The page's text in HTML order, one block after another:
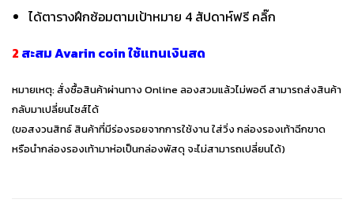
ได้ตารางฝึกซ้อมตามเป้าหมาย 4 สัปดาห์ฟรี คลิ๊ก
2 สะสม Avarin coin ใช้แทนเงินสด
หมายเหตุ: สั่งซื้อสินค้าผ่านทาง Online ลองสวมแล้วไม่พอดี สามารถส่งสินค้า
กลับมาเปลี่ยนไซส์ได้
(ขอสงวนสิทธ์ สินค้าที่มีร่องรอยจากการใช้งาน ใส่วิ่ง กล่องรองเท้าฉีกขาด
หรือนำกล่องรองเท้ามาห่อเป็นกล่องพัสดุ จะไม่สามารถเปลี่ยนได้)